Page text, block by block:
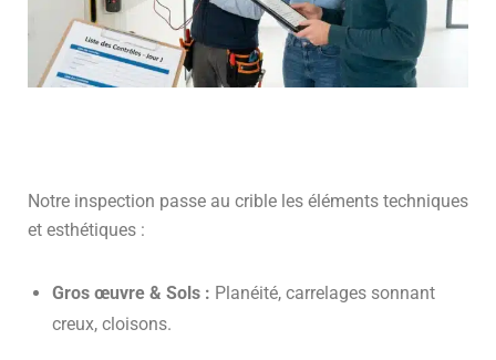
Notre inspection passe au crible les éléments techniques
et esthétiques :
Gros œuvre & Sols : Planéité, carrelages sonnant
creux, cloisons.